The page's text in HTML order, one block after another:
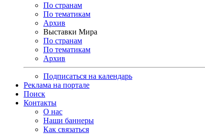
По странам
По тематикам
Архив
Выставки Мира
По странам
По тематикам
Архив
Подписаться на календарь
Реклама на портале
Поиск
Контакты
О нас
Наши баннеры
Как связаться